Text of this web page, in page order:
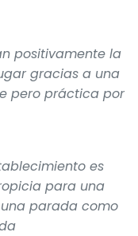
positivamente la
gracias a una
pero práctica por
es
para una
parada como